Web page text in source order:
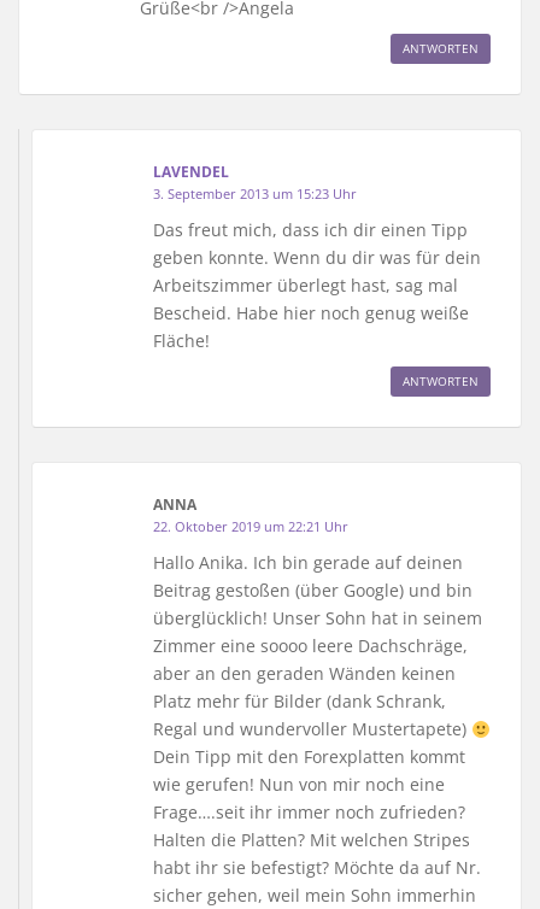
Grüße<br />Angela
ANTWORTEN
LAVENDEL
3. September 2013 um 15:23 Uhr
Das freut mich, dass ich dir einen Tipp
geben konnte. Wenn du dir was für dein
Arbeitszimmer überlegt hast, sag mal
Bescheid. Habe hier noch genug weiße
Fläche!
ANTWORTEN
ANNA
22. Oktober 2019 um 22:21 Uhr
Hallo Anika. Ich bin gerade auf deinen
Beitrag gestoßen (über Google) und bin
überglücklich! Unser Sohn hat in seinem
Zimmer eine soooo leere Dachschräge,
aber an den geraden Wänden keinen
Platz mehr für Bilder (dank Schrank,
Regal und wundervoller Mustertapete)
Dein Tipp mit den Forexplatten kommt
wie gerufen! Nun von mir noch eine
Frage….seit ihr immer noch zufrieden?
Halten die Platten? Mit welchen Stripes
habt ihr sie befestigt? Möchte da auf Nr.
sicher gehen, weil mein Sohn immerhin